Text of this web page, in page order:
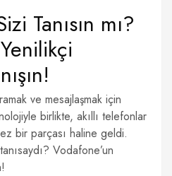
Tanısın mı?
ve mesajlaşmak için
birlikte, akıllı telefonlar
bir parçası haline geldi.
Vodafone’un